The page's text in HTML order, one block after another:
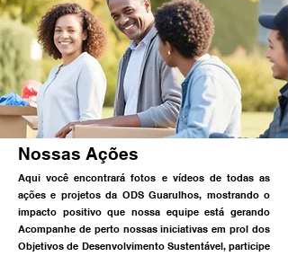
Nossas Ações
Aqui você encontrará fotos e vídeos de todas as
ações e projetos da ODS Guarulhos, mostrando o
impacto positivo que nossa equipe está gerando
Acompanhe de perto nossas iniciativas em prol dos
Objetivos de Desenvolvimento Sustentável, participe